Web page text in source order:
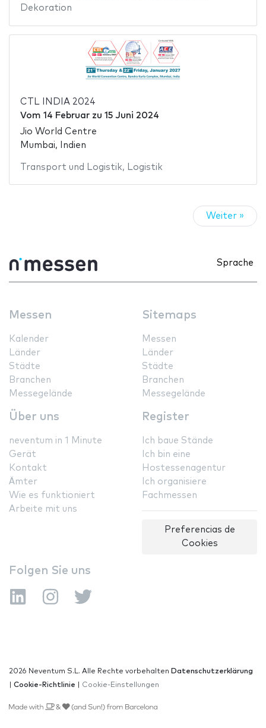
Dekoration
CTL INDIA 2024
Vom 14 Februarzu 15 Juni 2024
Jio World Centre
Mumbai, Indien
Transport und Logistik, Logistik
Weiter »
Sprache
Messen
Kalender
Länder
Städte
Branchen
Messegelände
Sitemaps
Messen
Länder
Städte
Branchen
Messegelände
Über uns
neventum in 1 Minute
Gerät
Kontakt
Ämter
Wie es funktioniert
Arbeite mit uns
Register
Ich baue Stände
Ich bin eine
Hostessenagentur
Ich organisiere
Fachmessen
Preferencias de
Cookies
Folgen Sie uns
2026 Neventum S.L. Alle Rechte vorbehalten Datenschutzerklärung
Cookie-Richtlinie Cookie-Einstellungen